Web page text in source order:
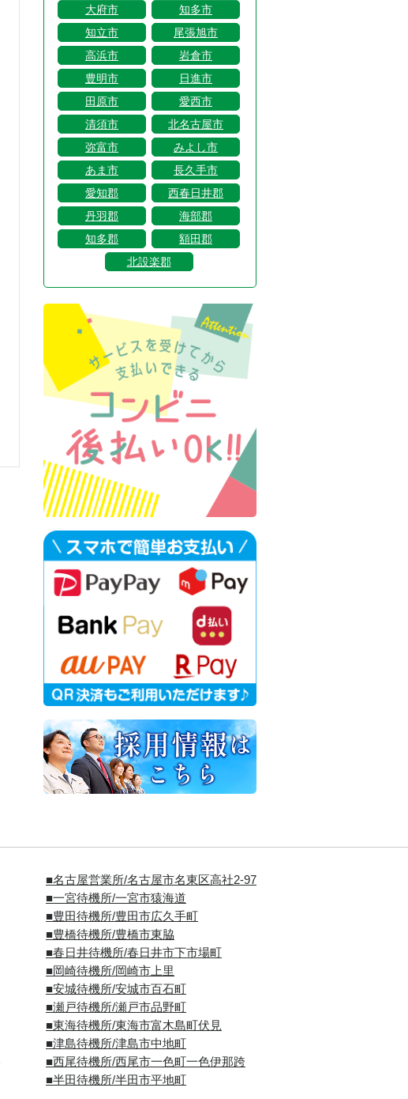
大府市
知多市
知立市
尾張旭市
高浜市
岩倉市
豊明市
日進市
田原市
愛西市
清須市
北名古屋市
弥富市
みよし市
あま市
長久手市
愛知郡
西春日井郡
丹羽郡
海部郡
知多郡
額田郡
北設楽郡
■名古屋営業所/名古屋市名東区高社2-97
■一宮待機所/一宮市猿海道
■豊田待機所/豊田市広久手町
■豊橋待機所/豊橋市東脇
■春日井待機所/春日井市下市場町
■岡崎待機所/岡崎市上里
■安城待機所/安城市百石町
■瀬戸待機所/瀬戸市品野町
■東海待機所/東海市富木島町伏見
■津島待機所/津島市中地町
■西尾待機所/西尾市一色町一色伊那跨
■半田待機所/半田市平地町